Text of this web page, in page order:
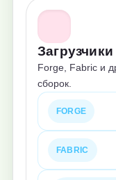
Загрузчики
Forge, Fabric и
сборок.
FORGE
FABRIC